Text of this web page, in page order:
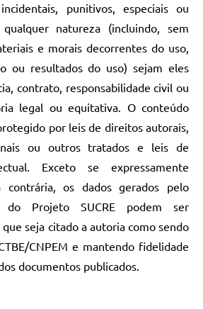
punitivos, especiais ou
natureza (incluindo, sem
e morais decorrentes do uso,
ou resultados do uso) sejam eles
contrato, responsabilidade civil ou
legal ou equitativa. O conteúdo
por leis de direitos autorais,
ou outros tratados e leis de
Exceto se expressamente
os dados gerados pelo
Projeto SUCRE podem ser
seja citado a autoria como sendo
CNPEM e mantendo fidelidade
documentos publicados.